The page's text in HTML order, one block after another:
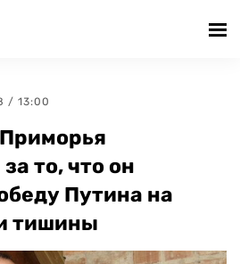
/ 13:00
то, что он
Путина на
тишины